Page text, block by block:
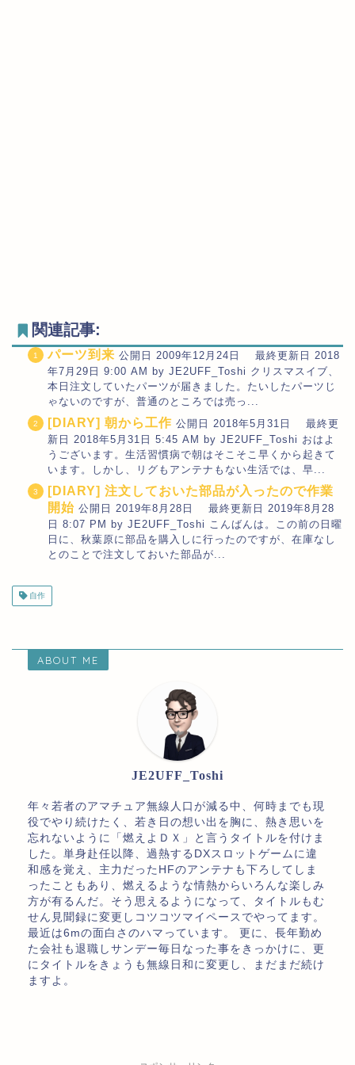
関連記事:
パーツ到来 公開日 2009年12月24日 最終更新日 2018
年7月29日 9:00 AM by JE2UFF_Toshi クリスマスイブ、
本日注文していたパーツが届きました。たいしたパーツじ
ゃないのですが、普通のところでは売っ...
[DIARY] 朝から工作 公開日 2018年5月31日 最終更
新日 2018年5月31日 5:45 AM by JE2UFF_Toshi おはよ
うございます。生活習慣病で朝はそこそこ早くから起きて
います。しかし、リグもアンテナもない生活では、早...
[DIARY] 注文しておいた部品が入ったので作業
開始 公開日 2019年8月28日 最終更新日 2019年8月28
日 8:07 PM by JE2UFF_Toshi こんばんは。この前の日曜
日に、秋葉原に部品を購入しに行ったのですが、在庫なし
とのことで注文しておいた部品が...
自作
ABOUT ME
JE2UFF_Toshi
年々若者のアマチュア無線人口が減る中、何時までも現
役でやり続けたく、若き日の想い出を胸に、熱き思いを
忘れないように「燃えよＤＸ」と言うタイトルを付けま
した。単身赴任以降、過熱するDXスロットゲームに違
和感を覚え、主力だったHFのアンテナも下ろしてしま
ったこともあり、燃えるような情熱からいろんな楽しみ
方が有るんだ。そう思えるようになって、タイトルもむ
せん見聞録に変更しコツコツマイペースでやってます。
最近は6mの面白さのハマっています。 更に、長年勤め
た会社も退職しサンデー毎日なった事をきっかけに、更
にタイトルをきょうも無線日和に変更し、まだまだ続け
ますよ。